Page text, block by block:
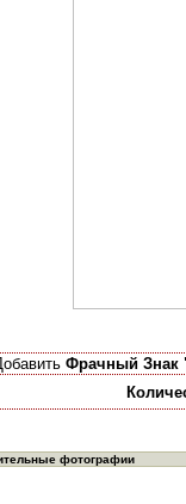
Фрачный Знак
фотографии